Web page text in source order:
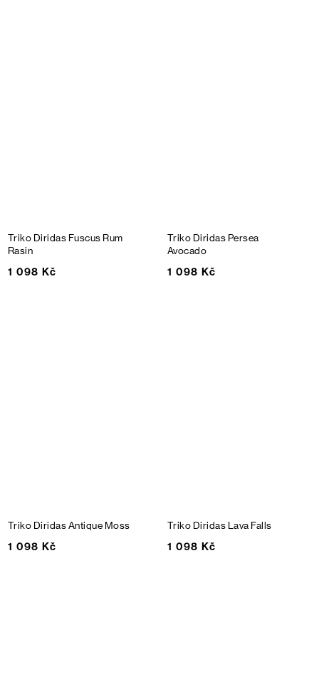
Triko Diridas Fuscus Rum
Rasin
1 098 Kč
Triko Diridas Persea
Avocado
1 098 Kč
Triko DiridasAntique Moss
1 098 Kč
Triko Diridas Lava Falls
1 098 Kč